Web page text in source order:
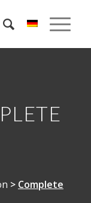
> Complete